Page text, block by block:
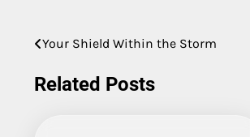
Post
navigation
Your Shield Within the Storm
Related Posts